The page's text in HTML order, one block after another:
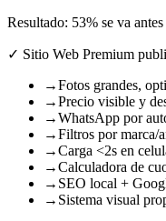
Resultado: 53% se va
✓ Sitio Web Premium
→Fotos grandes,
→Precio visible y
→WhatsApp por
→Filtros por marca/
→Carga <2s en
→Calculadora de
→ SEO local +
→ Sistema visual